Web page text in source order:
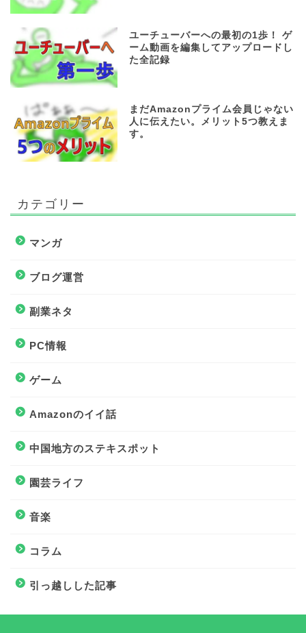
ユーチューバーへの最初の1歩！ ゲ
ーム動画を編集してアップロードし
た全記録
まだAmazonプライム会員じゃない
人に伝えたい。メリット5つ教えま
す。
カテゴリー
マンガ
ブログ運営
副業ネタ
PC情報
ゲーム
Amazonのイイ話
中国地方のステキスポット
園芸ライフ
音楽
コラム
引っ越しした記事